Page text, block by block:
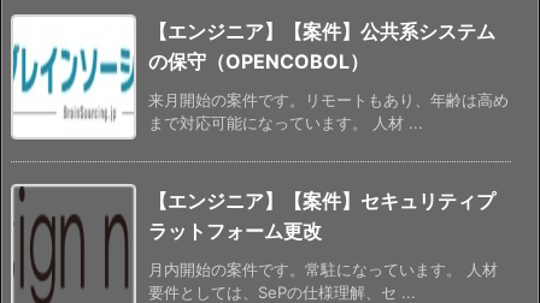
【エンジニア】【案件】公共系システム
の保守（OPENCOBOL）
来月開始の案件です。リモートもあり、年齢は高め
まで対応可能になっています。 人材 ...
【エンジニア】【案件】セキュリティプ
ラットフォーム更改
月内開始の案件です。常駐になっています。 人材
要件としては、SePの仕様理解、セ ...